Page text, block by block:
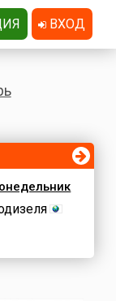
ВХОД